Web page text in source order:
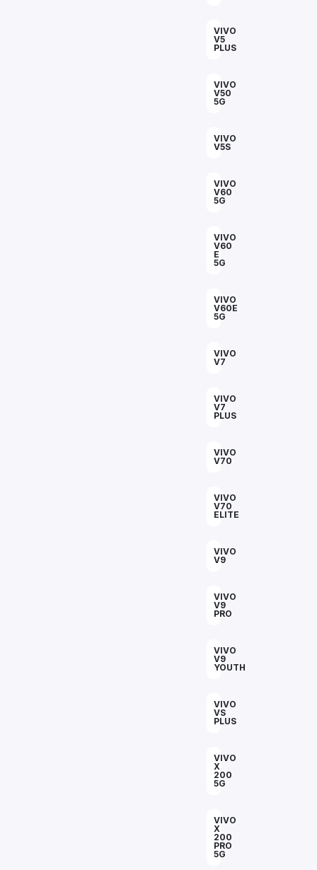
VIVO
V5
PLUS
VIVO
V50
5G
VIVO
V5S
VIVO
V60
5G
VIVO
V60
E
5G
VIVO
V60E
5G
VIVO
V7
VIVO
V7
PLUS
VIVO
V70
VIVO
V70
ELITE
VIVO
V9
VIVO
V9
PRO
VIVO
V9
YOUTH
VIVO
VS
PLUS
VIVO
X
200
5G
VIVO
X
200
PRO
5G